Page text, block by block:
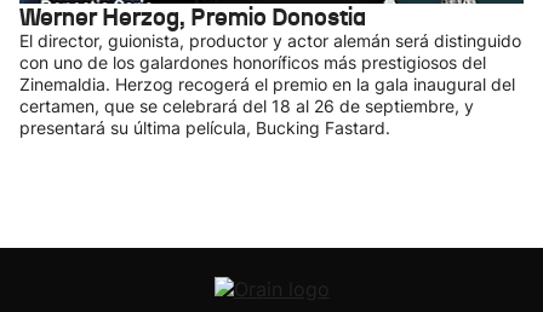
Werner Herzog, Premio Donostia
El director, guionista, productor y actor alemán será distinguido
con uno de los galardones honoríficos más prestigiosos del
Zinemaldia. Herzog recogerá el premio en la gala inaugural del
certamen, que se celebrará del 18 al 26 de septiembre, y
presentará su última película, Bucking Fastard.